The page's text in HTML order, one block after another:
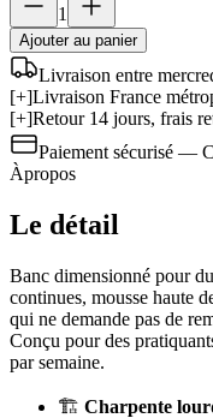
1
Ajouter au panier
Livraison entre
[+]Livraison France
[+]Retour 14 jours, frais
Paiement sécurisé —
Àpropos
Le détail
Banc dimensionné pour
continues, mousse haute
qui ne demande pas de
Conçu pour des
par semaine.
🏗️ Charpente